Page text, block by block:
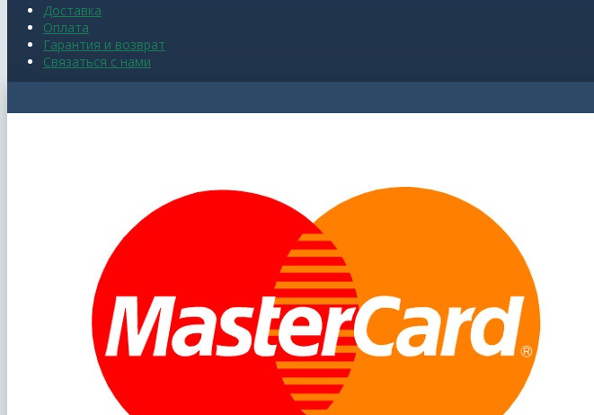
Доставка
Оплата
Гарантия и возврат
Связаться с нами